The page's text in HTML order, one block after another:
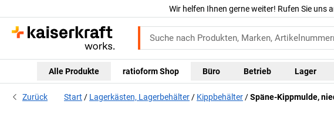
Wir helfen Ihnen gerne weiter! Rufen Sie uns
Alle Produkte ratioform Shop Büro Betrieb Lager
Zurück Start Lagerkästen, Lagerbehälter Kippbehälter Späne-Kippmulde,